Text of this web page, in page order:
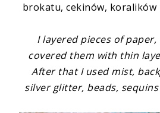
brokatu, cekinów, koralików
I layered pieces of
covered them with thin
After that I used mist,
silver glitter, beads,